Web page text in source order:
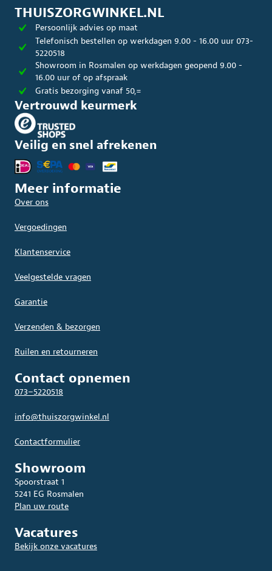
THUISZORGWINKEL.NL
Persoonlijk advies op maat
Telefonisch bestellen op werkdagen 9.00 - 16.00 uur 073-
5220518
Showroom in Rosmalen op werkdagen geopend 9.00 -
16.00 uur of op afspraak
Gratis bezorging vanaf 50,=
Vertrouwd keurmerk
Veilig en snel afrekenen
Meer informatie
Over ons
Vergoedingen
Klantenservice
Veelgestelde vragen
Garantie
Verzenden & bezorgen
Ruilen en retourneren
Contact opnemen
073–5220518
info@thuiszorgwinkel.nl
Contactformulier
Showroom
Spoorstraat 1
5241 EG Rosmalen
Plan uw route
Vacatures
Bekijk onze vacatures